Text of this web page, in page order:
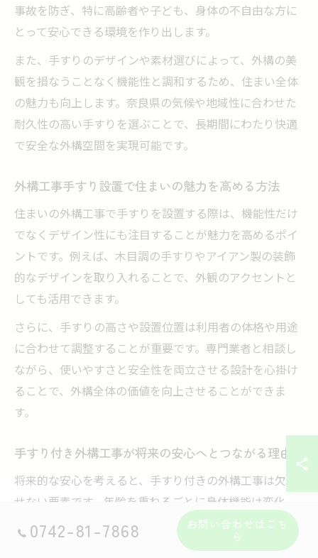
事故を防ぎ、特に高齢者や子ども、身体の不自由な方に
とって安心できる環境を作り出します。
また、手すりのデザインや素材選びによって、外構の美
観を損なうことなく機能性と調和するため、住まい全体
の魅力も向上します。奈良県の気候や地域性に合わせた
耐久性の高い手すりを選ぶことで、長期間にわたり快適
で安全な外構空間を実現可能です。
外構工事手すり設置で住まいの魅力を高める方法
住まいの外構工事で手すりを設置する際は、機能性だけ
でなくデザイン性にも注目することが魅力を高めるポイ
ントです。例えば、木目調の手すりやアイアン製の装飾
的なデザインを取り入れることで、外観のアクセントと
しても活用できます。
さらに、手すりの高さや設置位置は利用者の体格や用途
に合わせて調整することが重要です。専門業者と相談し
ながら、使いやすさと安全性を両立させる設計を心掛け
ることで、外構全体の価値を向上させることができま
す。
手すり付き外構工事が将来の安心へとつながる理由
将来的な安心を考えると、手すり付きの外構工事は欠か
せない要素です。年齢を重ねるごとに身体機能は変化
し、段差や滑りやすい場所での事故リスクが高まるた
め、事前の対策が重要となります。
0742-81-7868
お問い合わせはこち
ら